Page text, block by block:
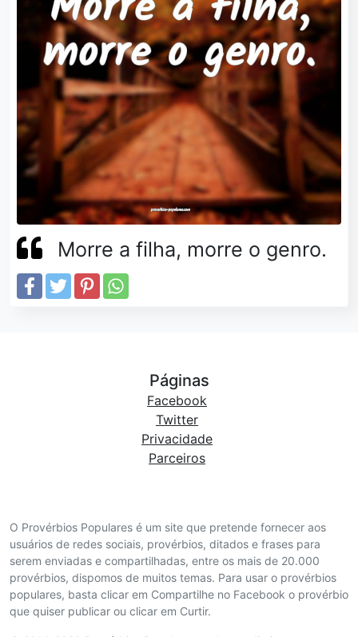
Morre a filha, morre o genro.
O Provérbios Populares é um site que pretende fornecer aos
usuários de redes sociais, provérbios, ditados e frases para
serem enviadas e compartilhadas, entre os mais de 20.000
provérbios, dispomos de muitos temas. Para usar o provérbios
populares, basta clicar em Compartilhe no Facebook o provérbio
que quiser publicar ou clicar em Curtir.
Páginas
Facebook
Twitter
Privacidade
Parceiros